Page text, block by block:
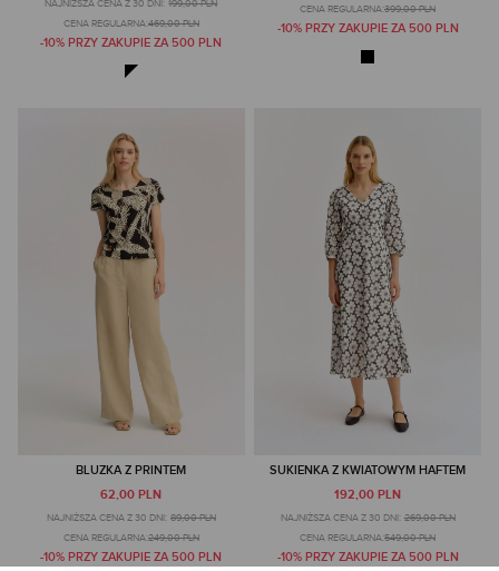
NAJNIŻSZA CENA Z 30 DNI: 199,00 PLN
CENA REGULARNA:469,00 PLN
-10% PRZY ZAKUPIE ZA 500 PLN
CENA REGULARNA:399,00 PLN
-10% PRZY ZAKUPIE ZA 500 PLN
BLUZKA Z PRINTEM
62,00 PLN
NAJNIŻSZA CENA Z 30 DNI: 89,00 PLN
CENA REGULARNA:249,00 PLN
-10% PRZY ZAKUPIE ZA 500 PLN
SUKIENKA Z KWIATOWYM HAFTEM
192,00 PLN
NAJNIŻSZA CENA Z 30 DNI: 269,00 PLN
CENA REGULARNA:549,00 PLN
-10% PRZY ZAKUPIE ZA 500 PLN